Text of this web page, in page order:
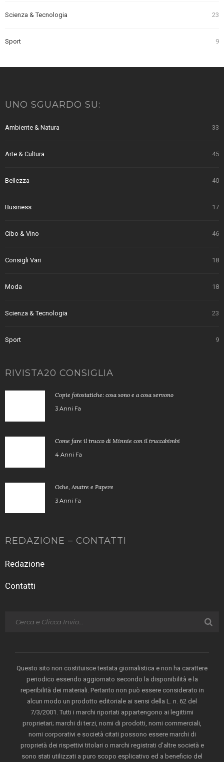
Scienza & Tecnologia 23
Sport 9
UNO SGUARDO SU:
Ambiente & Natura 33
Arte & Cultura 45
Bellezza 40
Business 17
Cibo & Vino 46
Consigli Vari 18
Moda 18
Scienza & Tecnologia 23
Sport 9
RIVISTA20 CONSIGLIA
Copie fotostatiche: cosa sono e a cosa servono
3 Anni Fa
Come fare il trucco di Minnie con il truccabimbi
4 Anni Fa
Oche, Anatre e Papere
3 Anni Fa
REDAZIONE – CONTATTI
Redazione
Contatti
Questo sito non costituisce testata giornalistica e non ha carattere
periodico essendo aggiornato secondo la disponibilità e la
reperibilità dei materiali. Pertanto non può essere considerato in
alcun modo un prodotto editoriale ai sensi della L. n. 62 del
7/3/2001. Tutti i marchi riportati appartengono ai legittimi
proprietari; marchi di terzi, nomi di prodotti, nomi commerciali,
nomi corporativi e società citati possono essere marchi di
proprietà dei rispettivi titolari o marchi registrati d’altre società e
sono stati utilizzati a puro scopo esplicativo ed a beneficio del